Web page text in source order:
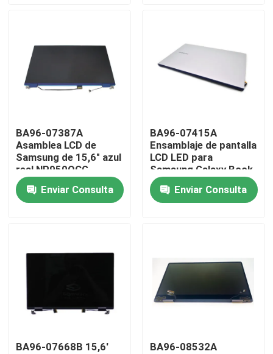
Vídeos
Viaje de la fábrica
Control de calidad
Pida una cita
Reemplazo de la pantalla LCD de Lenovo
Reemplazo de la pantalla LCD de Dell
BA96-07387A
Asamblea LCD de
Samsung de 15,6" azul
real NP950QCG-
K01US NP950QCG-
K01US azulEnviar Consulta
BA96-07415A
Ensamblaje de pantalla
LCD LED para
Samsung Galaxy Book
Lon NP950XCJ 15.6"
FHD Enviar Consulta
BA96-07668B 15,6'
BA96-08532A